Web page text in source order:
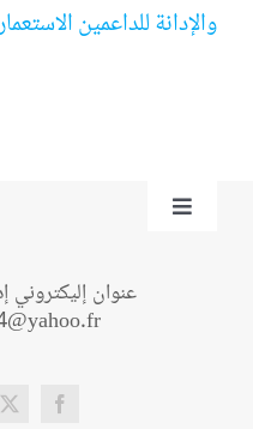
والإدانة للداعمين
Toggle
عنوان إليكتروني